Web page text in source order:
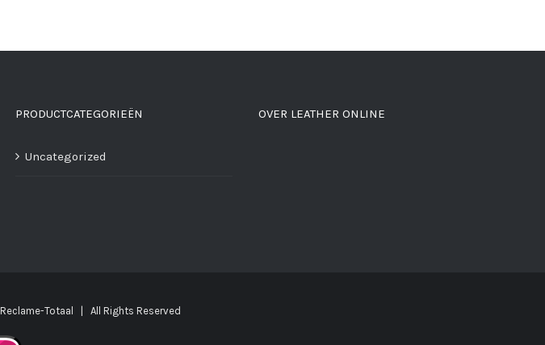
PRODUCTCATEGORIEËN
Uncategorized
OVER LEATHER ONLINE
Reclame-Totaal | All Rights Reserved